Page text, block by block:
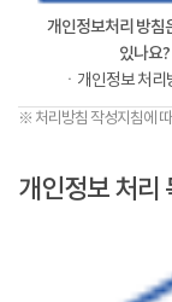
개인정보처리 방침
있나요?
ㆍ개인정보 처리
※ 처리방침 작성지침에
개인정보 처리